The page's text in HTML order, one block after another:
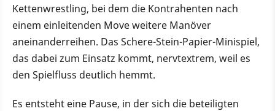
Kettenwrestling, bei dem die Kontrahenten nach
einem einleitenden Move weitere Manöver
aneinanderreihen. Das Schere-Stein-Papier-Minispiel,
das dabei zum Einsatz kommt, nervtextrem, weil es
den Spielfluss deutlich hemmt.
Es entsteht eine Pause, in der sich die beteiligten